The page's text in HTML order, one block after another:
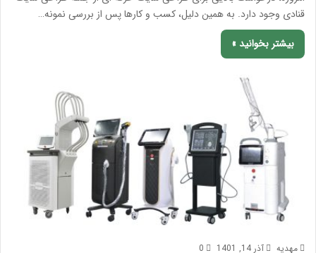
قنادی وجود دارد. به همین دلیل، کسب و کارها پس از بررسی نمونه…
بیشتر بخوانید »
مهدیه آذر 14, 1401 0